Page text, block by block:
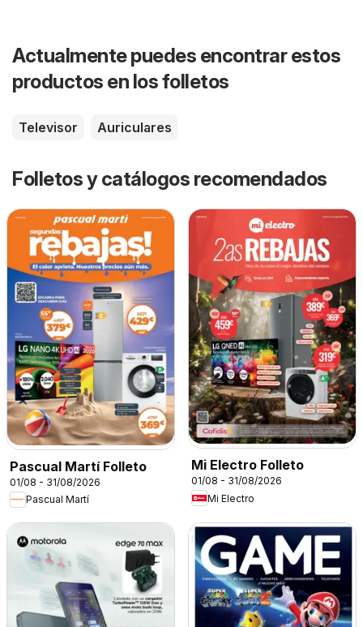
Actualmente puedes encontrar estos
productos en los folletos
Televisor Auriculares
Folletos y catálogos recomendados
Pascual Martí Folleto
01/08 - 31/08/2026
Pascual Martí
Mi Electro Folleto
01/08 - 31/08/2026
Mi Electro